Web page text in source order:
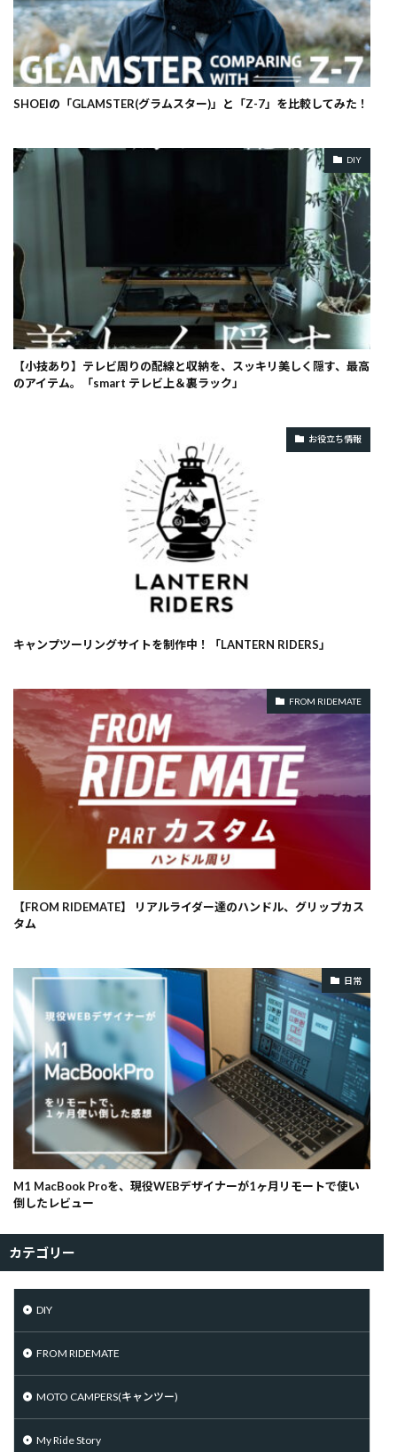
SHOEIの「GLAMSTER(グラムスター)」と「Z-7」を比較してみた！
DIY
【小技あり】テレビ周りの配線と収納を、スッキリ美しく隠す、最高
のアイテム。「smart テレビ上＆裏ラック」
お役立ち情報
キャンプツーリングサイトを制作中！「LANTERN RIDERS」
FROM RIDEMATE
【FROM RIDEMATE】 リアルライダー達のハンドル、グリップカス
タム
日常
M1 MacBook Proを、現役WEBデザイナーが1ヶ月リモートで使い
倒したレビュー
カテゴリー
DIY
FROM RIDEMATE
MOTO CAMPERS(キャンツー)
My Ride Story